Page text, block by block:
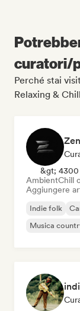
curatori/
Perché stai
Relaxing &
&gt; 4300
AmbientChill
Aggiungere
Indie folk
Musica